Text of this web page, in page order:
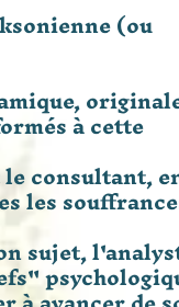
(ou
à cette
consultant,
les
sujet,